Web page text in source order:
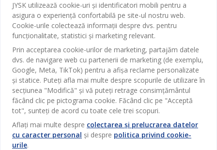
Birou
Sufragerie
Bucătărie
Depozitare
Perdele
Grădină
Pentru casă
Outlet
Contact Relații Clienți
Magazine și program
Broșură
Termeni si conditii vânzări online
Garantia prețului
Garanția Produselor
Politica de confidentialitate
Card cadou
JYSK
Despre JYSK
JYSK.com
Presă
Locuri de muncă
Newsletter
Inspirație
SEDIU CENTRAL
TAROL-DD S.R.L. str. Jubiliara, 41A mun. Chișinău, Republica
Moldova
JYSK BUSINESS TO BUSINESS
Vânzări și relații clienți persoane juridice
Telefon: 060 531 531
E-mail: jysk@jysk.md
JYSK RELAȚII CLIENȚI
Contact Relații Clienți
Telefon: 022 022 030
E-mail: support@jysk.md
Urmărește Jysk
JYSK utilizează cookie-uri și identificatori mobili pentru a
asigura o experiență confortabilă pe site-ul nostru web.
Cookie-urile colectează informații despre dvs. pentru
funcționalitate, statistici și marketing relevant.
Prin acceptarea cookie-urilor de marketing, partajăm datele
dvs. de navigare web cu partenerii de marketing (de exemplu,
Google, Meta, TikTok) pentru a afișa reclame personalizate
și statice. Puteți afla mai multe despre scopurile de utilizare în
secțiunea "Modifică" și vă puteți retrage consimțământul
făcând clic pe pictograma cookie. Făcând clic pe "Acceptă
tot", sunteți de acord cu toate cele trei scopuri.
Aflați mai multe despre colectarea și prelucrarea datelor
cu caracter personal și despre politica privind cookie-
urile.